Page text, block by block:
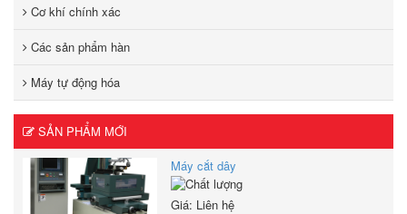
Cơ khí chính xác
Các sản phẩm hàn
Máy tự động hóa
SẢN PHẨM MỚI
Máy cắt dây
Giá: Liên hệ